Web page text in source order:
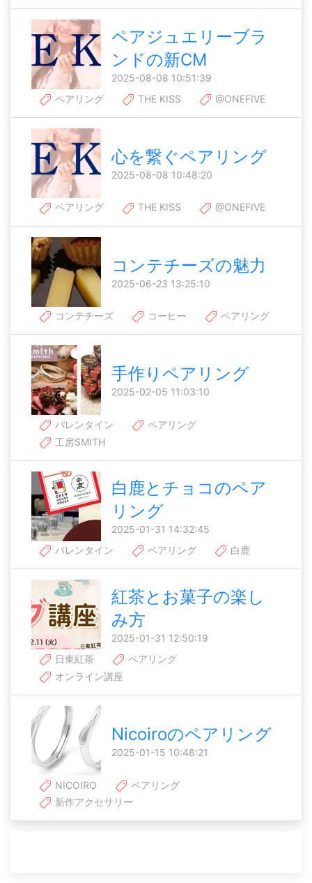
ペアジュエリーブラ
ンドの新CM
2025-08-08 10:51:39
ペアリング
THE KISS @ONEFIVE
心を繋ぐペアリング
2025-08-08 10:48:20
ペアリング THE KISS @ONEFIVE
コンテチーズの魅力
2025-06-23 13:25:10
コンテチーズ コーヒー ペアリング
手作りペアリング
2025-02-05 11:03:10
バレンタイン
ペアリング
工房SMITH
白鹿とチョコのペア
リング
2025-01-31 14:32:45
バレンタイン
ペアリング 白鹿
紅茶とお菓子の楽し
み方
2025-01-31 12:50:19
日東紅茶
ペアリング
オンライン講座
Nicoiroのペアリング
2025-01-15 10:48:21
NICOIRO
ペアリング
新作アクセサリー